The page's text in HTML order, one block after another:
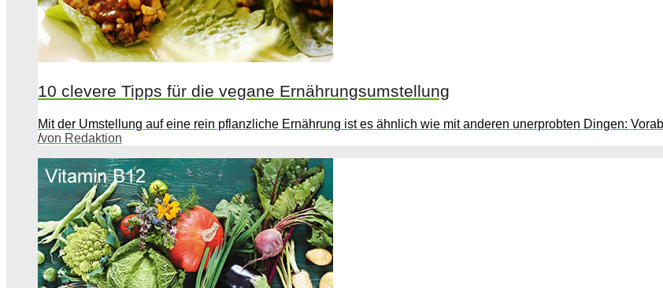
10 clevere Tipps für die vegane Ernährungsumstellung
Mit der Umstellung auf eine rein pflanzliche Ernährung ist es ähnlich wie mit anderen unerprobten Dingen:
/von Redaktion